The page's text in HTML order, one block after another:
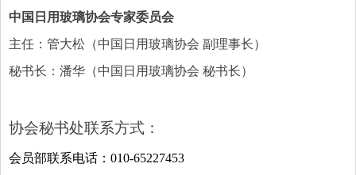
中国日用玻璃协会专家委员会
主任：管大松（中国日用玻璃协会 副理事长）
秘书长：潘华（中国日用玻璃协会 秘书长）
协会秘书处联系方式：
会员部联系电话： 010-65227453